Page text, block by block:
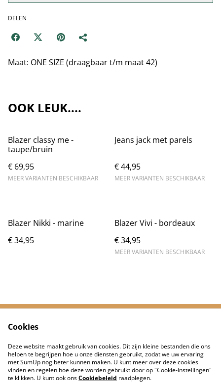
DELEN
Maat: ONE SIZE (draagbaar t/m maat 42)
OOK LEUK....
Blazer classy me -
taupe/bruin
€ 69,95
MEER VARIANTEN BESCHIKBAAR
Jeans jack met parels
€ 44,95
MEER VARIANTEN BESCHIKBAAR
Blazer Nikki - marine
€ 34,95
Blazer Vivi - bordeaux
€ 34,95
MEER VARIANTEN BESCHIKBAAR
Neem contact met
ons op
Privacybeleid
Cookiebeleid
Cookies
Deze website maakt gebruik van cookies. Dit zijn kleine bestanden die ons
helpen te begrijpen hoe u onze diensten gebruikt, zodat we uw ervaring
met SumUp nog beter kunnen maken. U kunt meer over deze cookies
vinden en regelen hoe deze worden gebruikt door op "Cookie-instellingen"
te klikken. U kunt ook onsCookiebeleid raadplegen.